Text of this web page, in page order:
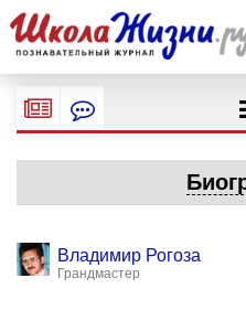
Владимир Рогоза
Грандмастер